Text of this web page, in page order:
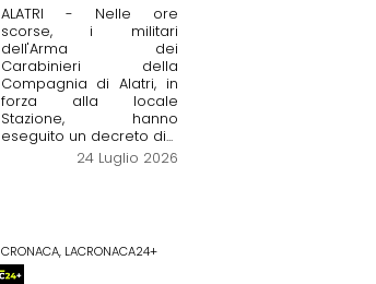
ALATRI - Nelle ore
scorse, i militari
dell'Arma dei
Carabinieri della
Compagnia di Alatri, in
forza alla locale
Stazione, hanno
eseguito un decreto di...
24 Luglio 2026
CRONACA, LACRONACA24+